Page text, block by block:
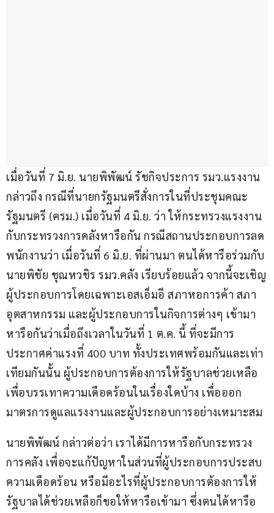
เมื่อวันที่ 7 มิ.ย. นายพิพัฒน์ รัชกิจประการ รมว.แรงงาน
กล่าวถึง กรณีที่นายกรัฐมนตรีสั่งการในที่ประชุมคณะ
รัฐมนตรี (ครม.) เมื่อวันที่ 4 มิ.ย. ว่า ให้กระทรวงแรงงาน
กับกระทรวงการคลังหารือกัน กรณีสถานประกอบการลด
พนักงานว่า เมื่อวันที่ 6 มิ.ย. ที่ผ่านมา ตนได้หารือร่วมกับ
นายพิชัย ชุณหวชิร รมว.คลัง เรียบร้อยแล้ว จากนี้จะเชิญ
ผู้ประกอบการโดยเฉพาะเอสเอ็มอี สภาหอการค้า สภา
อุตสาหกรรม และผู้ประกอบการในกิจการต่างๆ เข้ามา
หารือกันว่าเมื่อถึงเวลาในวันที่ 1 ต.ค. นี้ ที่จะมีการ
ประกาศค่าแรงที่ 400 บาท ทั้งประเทศพร้อมกันและเท่า
เทียมกันนั้น ผู้ประกอบการต้องการให้รัฐบาลช่วยเหลือ
เพื่อบรรเทาความเดือดร้อนในเรื่องใดบ้าง เพื่อออก
มาตรการดูแลแรงงานและผู้ประกอบการอย่างเหมาะสม
นายพิพัฒน์ กล่าวต่อว่า เราได้มีการหารือกับกระทรวง
การคลัง เพื่อจะแก้ปัญหาในส่วนที่ผู้ประกอบการประสบ
ความเดือดร้อน หรือมีอะไรที่ผู้ประกอบการต้องการให้
รัฐบาลได้ช่วยเหลือก็ขอให้หารือเข้ามา ซึ่งตนได้หารือ